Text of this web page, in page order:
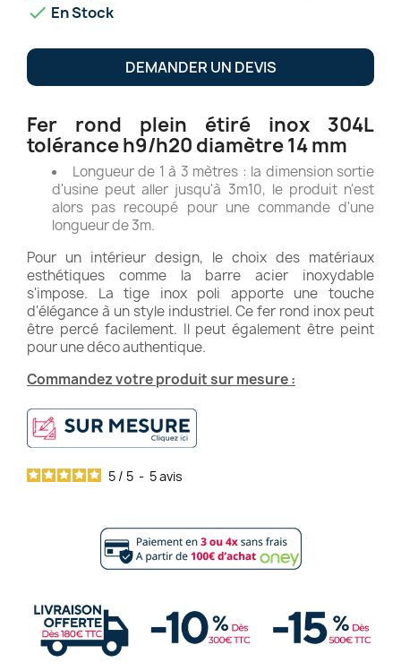
 En Stock
DEMANDER UN DEVIS
Fer rond plein étiré inox 304L
tolérance h9/h20 diamètre 14 mm
Longueur de 1 à 3 mètres : la dimension sortie
d'usine peut aller jusqu'à 3m10, le produit n'est
alors pas recoupé pour une commande d'une
longueur de 3m.
Pour un intérieur design, le choix des matériaux
esthétiques comme la barre acier inoxydable
s'impose. La tige inox poli apporte une touche
d'élégance à un style industriel. Ce fer rond inox peut
être percé facilement. Il peut également être peint
pour une déco authentique.
Commandez votre produit sur mesure :
5 / 5 - 5avis